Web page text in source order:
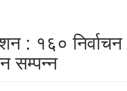
: १६० निर्वाचन
सम्पन्न